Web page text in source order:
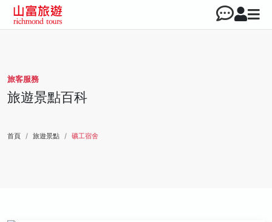
旅客服務
旅遊景點百科
首頁 旅遊景點 礦工宿舍